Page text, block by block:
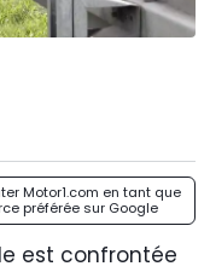
Motor1.com en tant que
préférée sur Google
est confrontée